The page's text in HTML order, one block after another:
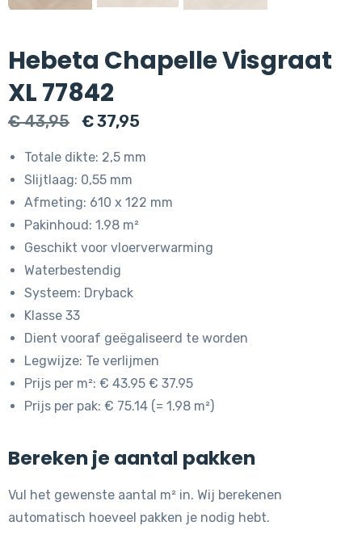
Hebeta Chapelle Visgraat
XL 77842
€43,95
Oorspronkelijke
€ 43,95.
€37,95
€ 37,95.
Totale dikte: 2,5 mm
Slijtlaag: 0,55 mm
Afmeting: 610 x 122 mm
Pakinhoud: 1.98 m²
Geschikt voor vloerverwarming
Waterbestendig
Systeem: Dryback
Klasse 33
Dient vooraf geëgaliseerd te worden
Legwijze: Te verlijmen
Prijs per m²: € 43.95 € 37.95
Prijs per pak: € 75.14 (= 1.98 m²)
Bereken je aantal pakken
Vul het gewenste aantal m² in. Wij berekenen
automatisch hoeveel pakken je nodig hebt.